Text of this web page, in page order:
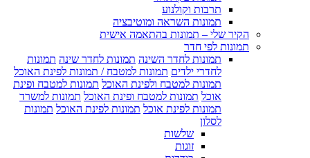
תרבות וקולנוע
תמונות השראה ומוטיבציה
הקיר שלי – תמונות בהתאמה אישית
תמונות לפי חדר
תמונות לחדר השינה תמונות לחדר שינה תמונות
לחדרי ילדים תמונות למטבח / תמונות לפינת האוכל
תמונות למטבח ולפינת האוכל תמונות למטבח ופינת
אוכל תמונות למטבח ופינת האוכל תמונות למשרד
תמונות לפינת אוכל תמונות לפינת האוכל תמונות
לסלון
שלשות
זוגות